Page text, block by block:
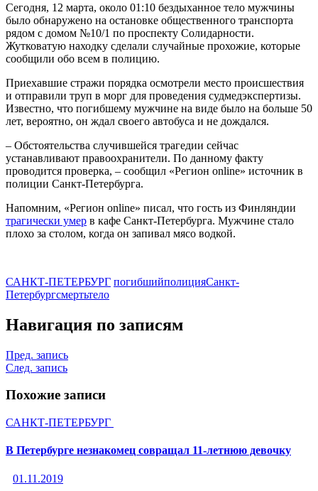
Сегодня, 12 марта, около 01:10 бездыханное тело мужчины
было обнаружено на остановке общественного транспорта
рядом с домом №10/1 по проспекту Солидарности.
Жутковатую находку сделали случайные прохожие, которые
сообщили обо всем в полицию.
Приехавшие стражи порядка осмотрели место происшествия
и отправили труп в морг для проведения судмедэкспертизы.
Известно, что погибшему мужчине на виде было на больше 50
лет, вероятно, он ждал своего автобуса и не дождался.
– Обстоятельства случившейся трагедии сейчас
устанавливают правоохранители. По данному факту
проводится проверка, – сообщил «Регион online» источник в
полиции Санкт-Петербурга.
Напомним, «Регион online» писал, что гость из Финляндии
трагически умер в кафе Санкт-Петербурга. Мужчине стало
плохо за столом, когда он запивал мясо водкой.
САНКТ-ПЕТЕРБУРГ погибшийполицияСанкт-
Петербургсмертьтело
Навигация по записям
Пред. запись
След. запись
Похожие записи
САНКТ-ПЕТЕРБУРГ
В Петербурге незнакомец совращал 11-летнюю девочку
01.11.2019